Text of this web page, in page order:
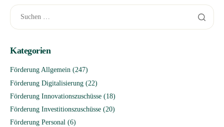
Kategorien
Förderung Allgemein (247)
Förderung Digitalisierung (22)
Förderung Innovationszuschüsse (18)
Förderung Investitionszuschüsse (20)
Förderung Personal (6)